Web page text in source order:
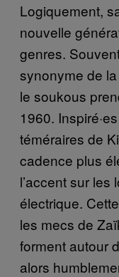
Logiquement,
nouvelle
genres.
synonyme de
le soukous
1960.
téméraires de
cadence plus
l’accent sur les
électrique.
les mecs de
forment autour
alors